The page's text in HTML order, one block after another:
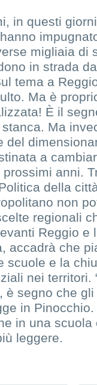
in questi
migliaia di
in strada
tema a
Ma è
È il
Ma
del
a
anni.
della
non
regionali
Reggio e
accadrà che
scuole e la
nei territori.
è segno che
in Pinocchio.
in una scuola
leggere.